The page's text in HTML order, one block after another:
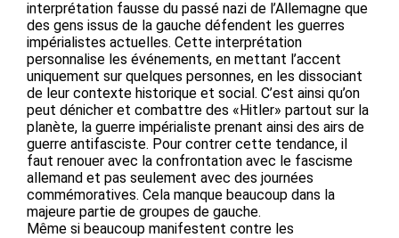
interprétation fausse du passé nazi de l’Allemagne que
des gens issus de la gauche défendent les guerres
impérialistes actuelles. Cette interprétation
personnalise les événements, en mettant l’accent
uniquement sur quelques personnes, en les dissociant
de leur contexte historique et social. C’est ainsi qu’on
peut dénicher et combattre des «Hitler» partout sur la
planète, la guerre impérialiste prenant ainsi des airs de
guerre antifasciste. Pour contrer cette tendance, il
faut renouer avec la confrontation avec le fascisme
allemand et pas seulement avec des journées
commémoratives. Cela manque beaucoup dans la
majeure partie de groupes de gauche.
Même si beaucoup manifestent contre les